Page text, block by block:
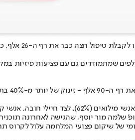
אלף ימים מאז פרוץ המלחמה, ובאגף השיקום במשרד
אבל הנתונים לא
שלמה מור יוסף, שהגישה לאחרונה
של שיקום פצועי המלחמה עלול לקרוס